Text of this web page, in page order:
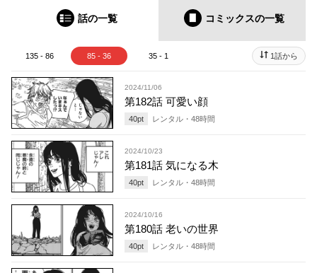
話の一覧 コミックスの一覧
135 - 86 85 - 36 35 - 1 1話から
2024/11/06
第182話 可愛い顔
40pt レンタル・ 48時間
2024/10/23
第181話 気になる木
40pt レンタル・ 48時間
2024/10/16
第180話 老いの世界
40pt レンタル・ 48時間